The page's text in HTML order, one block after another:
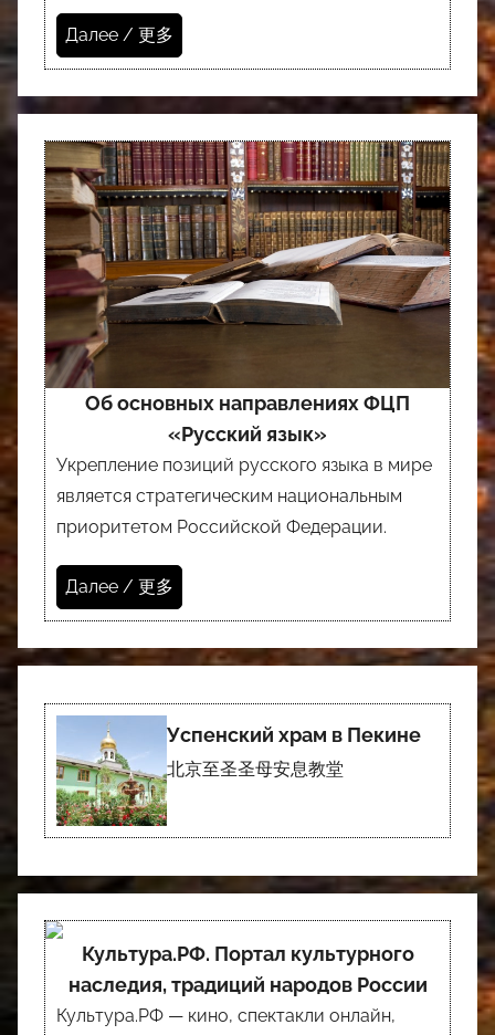
Далее / 更多
Об основных направлениях ФЦП
«Русский язык»
Укрепление позиций русского языка в мире
является стратегическим национальным
приоритетом Российской Федерации.
Далее / 更多
Успенский храм в Пекине
北京至圣圣母安息教堂
Культура.РФ. Портал культурного
наследия, традиций народов России
Культура.РФ — кино, спектакли онлайн,